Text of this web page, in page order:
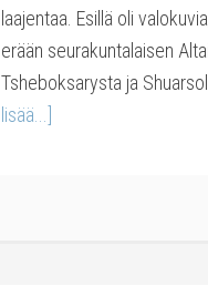
laajentaa. Esillä oli
erään seurakuntalaisen
Tsheboksarysta ja
lisää...]